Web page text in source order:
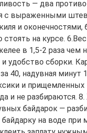
— два
с выраженными
и
стоять на курсе.
в 1,5-2 раза чем
удобство сборки.
40, надувная минут
и прищемленных
и не разбираются.
байдарок —
на воде при